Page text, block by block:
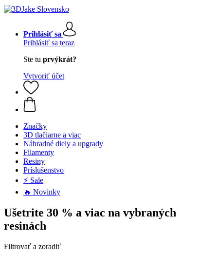
Prihlásiť sa
Prihlásiť sa teraz
Ste tu prvýkrát?
Vytvoriť účet
Značky
3D tlačiarne a viac
Náhradné diely a upgrady
Filamenty
Resiny
Príslušenstvo
⚡ Sale
🔥 Novinky
Ušetrite 30 % a viac na vybraných
resinách
Filtrovať a zoradiť